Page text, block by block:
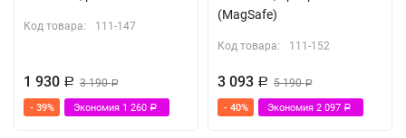
Код товара: 111-147
1 930 Р 3 190Р
- 39% Экономия 1 260 Р
(MagSafe)
Код товара: 111-152
3 093 Р 5 190Р
- 40% Экономия 2 097 Р